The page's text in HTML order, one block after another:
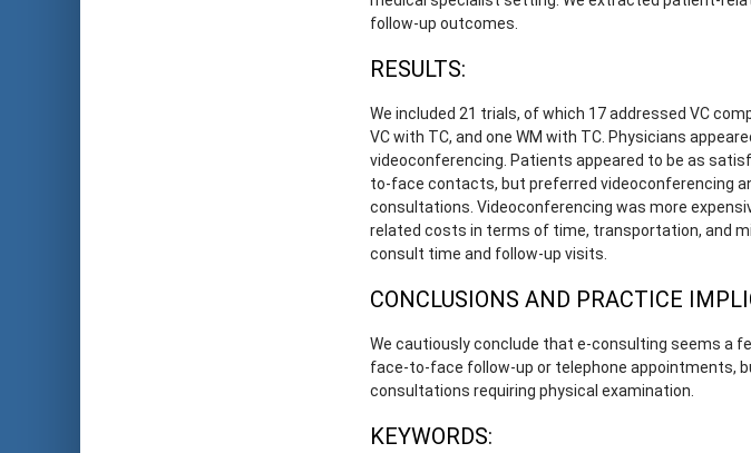
follow-up outcomes.
RESULTS:
We included 21 trials, of which 17 addressed VC
VC with TC, and one WM with TC. Physicians
videoconferencing. Patients appeared to be as
to-face contacts, but preferred videoconferencing
consultations. Videoconferencing was more
related costs in terms of time, transportation, and
consult time and follow-up visits.
CONCLUSIONS AND PRACTICE
We cautiously conclude that e-consulting seems a
face-to-face follow-up or telephone appointments,
consultations requiring physical examination.
KEYWORDS: